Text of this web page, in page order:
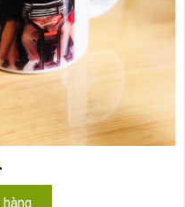
.